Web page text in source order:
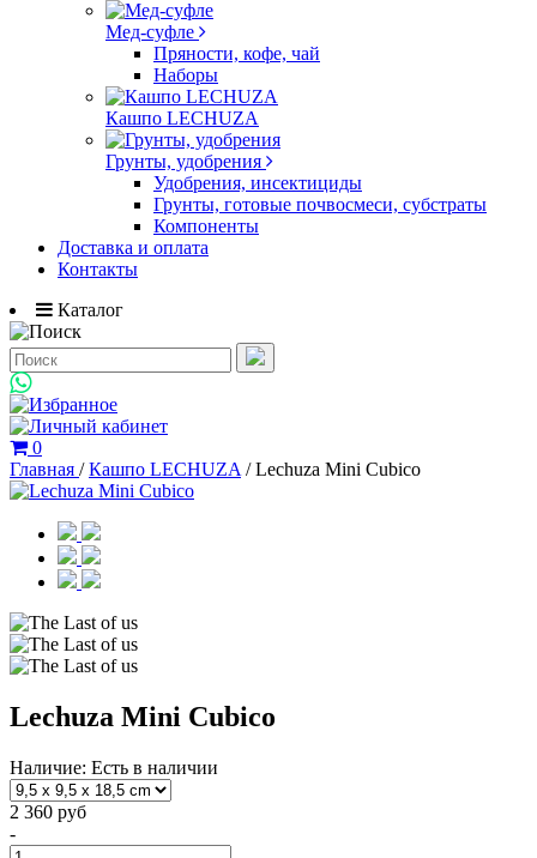
Мед-суфле
Пряности, кофе, чай
Наборы
Кашпо LECHUZA
Грунты, удобрения
Удобрения, инсектициды
Грунты, готовые почвосмеси, субстраты
Компоненты
Доставка и оплата
Контакты
Каталог
0
Главная /Кашпо LECHUZA /Lechuza Mini Cubico
Lechuza Mini Cubico
Наличие: Есть в наличии
2 360 руб
-